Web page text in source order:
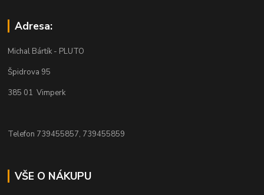
Adresa:
Michal Bártík - PLUTO
Špidrova 95
385 01 Vimperk
Telefon 739455857, 739455859
VŠE O NÁKUPU